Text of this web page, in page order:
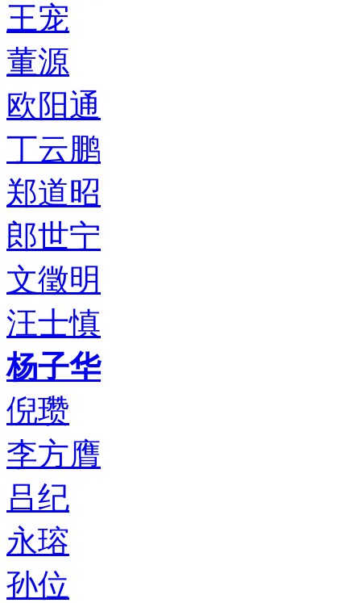
王宠
董源
欧阳通
丁云鹏
郑道昭
郎世宁
文徵明
汪士慎
杨子华
倪瓒
李方膺
吕纪
永瑢
孙位